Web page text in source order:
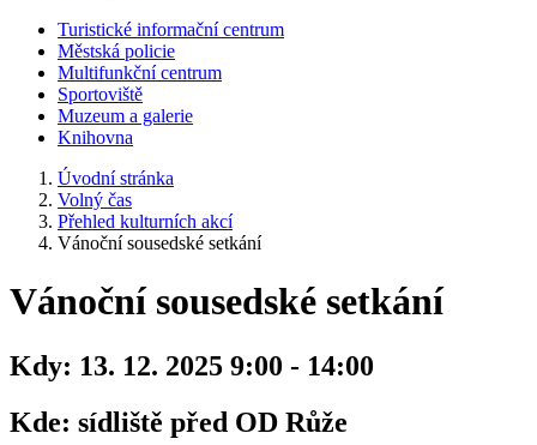
Turistické informační centrum
Městská policie
Multifunkční centrum
Sportoviště
Muzeum a galerie
Knihovna
Úvodní stránka
Volný čas
Přehled kulturních akcí
Vánoční sousedské setkání
Vánoční sousedské setkání
Kdy: 13. 12. 2025 9:00 - 14:00
Kde: sídliště před OD Růže